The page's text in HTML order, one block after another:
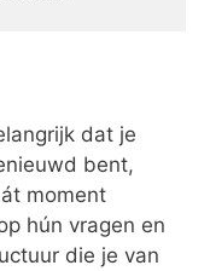
dat je
bent,
moment
hún vragen en
die je van